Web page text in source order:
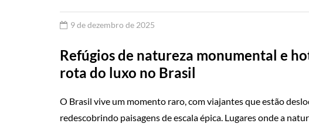
9 de dezembro de 2025
Refúgios de natureza monumental e
rota do luxo no Brasil
O Brasil vive um momento raro, com viajantes que estão
redescobrindo paisagens de escala épica. Lugares onde a